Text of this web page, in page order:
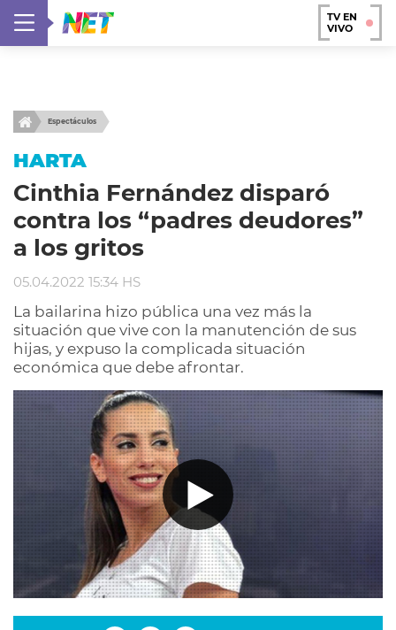
TV EN
VIVO
Espectáculos
HARTA
Cinthia Fernández disparó
contra los “padres deudores”
a los gritos
05.04.2022 15:34 HS
La bailarina hizo pública una vez más la
situación que vive con la manutención de sus
hijas, y expuso la complicada situación
económica que debe afrontar.